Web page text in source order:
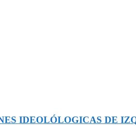
IDEOLÓLOGICAS DE